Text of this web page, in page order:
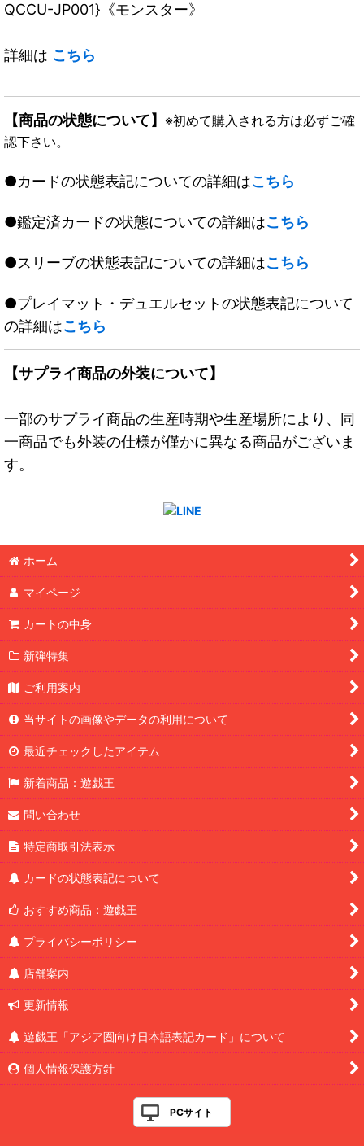
QCCU-JP001}《モンスター》
詳細は こちら
【商品の状態について】 ※初めて購入される方は必ずご確
認下さい。
●カードの状態表記についての詳細はこちら
●鑑定済カードの状態についての詳細はこちら
●スリーブの状態表記についての詳細はこちら
●プレイマット・デュエルセットの状態表記について
の詳細はこちら
【サプライ商品の外装について】
一部のサプライ商品の生産時期や生産場所により、同
一商品でも外装の仕様が僅かに異なる商品がございま
す。
ホーム
マイページ
カートの中身
新弾特集
ご利用案内
当サイトの画像やデータの利用について
最近チェックしたアイテム
新着商品：遊戯王
問い合わせ
特定商取引法表示
カードの状態表記について
おすすめ商品：遊戯王
プライバシーポリシー
店舗案内
更新情報
遊戯王「アジア圏向け日本語表記カード」について
個人情報保護方針
PCサイト